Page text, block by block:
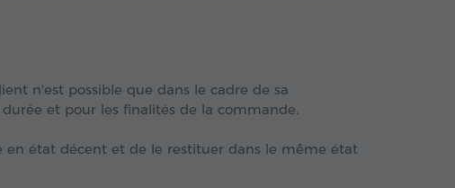
n'est possible que dans le cadre de sa
et pour les finalités de la commande.
état décent et de le restituer dans le même état